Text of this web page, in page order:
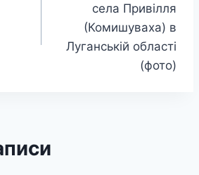
села Привілля
(Комишуваха) в
Луганській області
(фото)